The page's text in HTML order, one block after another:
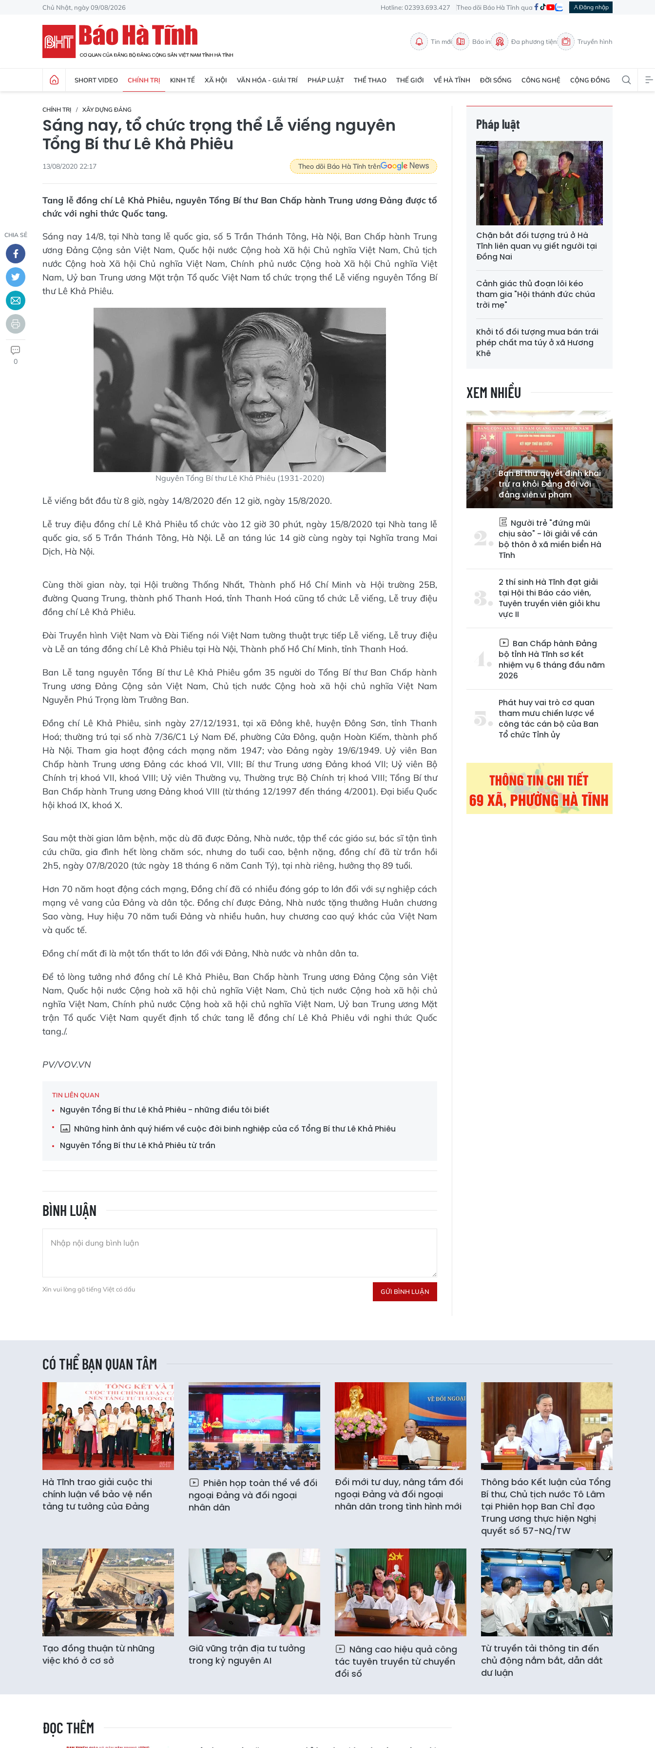
Chủ Nhật, ngày 09/08/2026 Hotline: 02393.693.427 Theo dõi Báo Hà Tĩnh qua Đăng nhập
Tin mới Báo in Đa phương tiện Truyền hình
SHORT VIDEO CHÍNH TRỊ KINH TẾ XÃ HỘI VĂN HÓA - GIẢI TRÍ PHÁP LUẬT THỂ THAO THẾ GIỚI VỀ HÀ TĨNH ĐỜI SỐNG CÔNG NGHỆ CỘNG ĐỒNG
CHÍNH TRỊ XÂY DỰNG ĐẢNG
Sáng nay, tổ chức trọng thể Lễ viếng nguyên
Tổng Bí thư Lê Khả Phiêu
13/08/2020 22:17 Theo dõi Báo Hà Tĩnh trên
Tang lễ đồng chí Lê Khả Phiêu, nguyên Tổng Bí thư Ban Chấp hành Trung ương Đảng được tổ
chức với nghi thức Quốc tang.
CHIA SẺ
0
Sáng nay 14/8, tại Nhà tang lễ quốc gia, số 5 Trần Thánh Tông, Hà Nội, Ban Chấp hành Trung
ương Đảng Cộng sản Việt Nam, Quốc hội nước Cộng hoà Xã hội Chủ nghĩa Việt Nam, Chủ tịch
nước Cộng hoà Xã hội Chủ nghĩa Việt Nam, Chính phủ nước Cộng hoà Xã hội Chủ nghĩa Việt
Nam, Uỷ ban Trung ương Mặt trận Tổ quốc Việt Nam tổ chức trọng thể Lễ viếng nguyên Tổng Bí
thư Lê Khả Phiêu.
Nguyên Tổng Bí thư Lê Khả Phiêu (1931-2020)
Lễ viếng bắt đầu từ 8 giờ, ngày 14/8/2020 đến 12 giờ, ngày 15/8/2020.
Lễ truy điệu đồng chí Lê Khả Phiêu tổ chức vào 12 giờ 30 phút, ngày 15/8/2020 tại Nhà tang lễ
quốc gia, số 5 Trần Thánh Tông, Hà Nội. Lễ an táng lúc 14 giờ cùng ngày tại Nghĩa trang Mai
Dịch, Hà Nội.
Cùng thời gian này, tại Hội trường Thống Nhất, Thành phố Hồ Chí Minh và Hội trường 25B,
đường Quang Trung, thành phố Thanh Hoá, tỉnh Thanh Hoá cũng tổ chức Lễ viếng, Lễ truy điệu
đồng chí Lê Khả Phiêu.
Đài Truyền hình Việt Nam và Đài Tiếng nói Việt Nam tường thuật trực tiếp Lễ viếng, Lễ truy điệu
và Lễ an táng đồng chí Lê Khả Phiêu tại Hà Nội, Thành phố Hồ Chí Minh, tỉnh Thanh Hoá.
Ban Lễ tang nguyên Tổng Bí thư Lê Khả Phiêu gồm 35 người do Tổng Bí thư Ban Chấp hành
Trung ương Đảng Cộng sản Việt Nam, Chủ tịch nước Cộng hoà xã hội chủ nghĩa Việt Nam
Nguyễn Phú Trọng làm Trưởng Ban.
Đồng chí Lê Khả Phiêu, sinh ngày 27/12/1931, tại xã Đông khê, huyện Đông Sơn, tỉnh Thanh
Hoá; thường trú tại số nhà 7/36/C1 Lý Nam Đế, phường Cửa Đông, quận Hoàn Kiếm, thành phố
Hà Nội. Tham gia hoạt động cách mạng năm 1947; vào Đảng ngày 19/6/1949. Uỷ viên Ban
Chấp hành Trung ương Đảng các khoá VII, VIII; Bí thư Trung ương Đảng khoá VII; Uỷ viên Bộ
Chính trị khoá VII, khoá VIII; Uỷ viên Thường vụ, Thường trực Bộ Chính trị khoá VIII; Tổng Bí thư
Ban Chấp hành Trung ương Đảng khoá VIII (từ tháng 12/1997 đến tháng 4/2001). Đại biểu Quốc
hội khoá IX, khoá X.
Sau một thời gian lâm bệnh, mặc dù đã được Đảng, Nhà nước, tập thể các giáo sư, bác sĩ tận tình
cứu chữa, gia đình hết lòng chăm sóc, nhưng do tuổi cao, bệnh nặng, đồng chí đã từ trần hồi
2h5, ngày 07/8/2020 (tức ngày 18 tháng 6 năm Canh Tý), tại nhà riêng, hưởng thọ 89 tuổi.
Hơn 70 năm hoạt động cách mạng, Đồng chí đã có nhiều đóng góp to lớn đối với sự nghiệp cách
mạng vẻ vang của Đảng và dân tộc. Đồng chí được Đảng, Nhà nước tặng thưởng Huân chương
Sao vàng, Huy hiệu 70 năm tuổi Đảng và nhiều huân, huy chương cao quý khác của Việt Nam
và quốc tế.
Đồng chí mất đi là một tổn thất to lớn đối với Đảng, Nhà nước và nhân dân ta.
Để tỏ lòng tưởng nhớ đồng chí Lê Khả Phiêu, Ban Chấp hành Trung ương Đảng Cộng sản Việt
Nam, Quốc hội nước Cộng hoà xã hội chủ nghĩa Việt Nam, Chủ tịch nước Cộng hoà xã hội chủ
nghĩa Việt Nam, Chính phủ nước Cộng hoà xã hội chủ nghĩa Việt Nam, Uỷ ban Trung ương Mặt
trận Tổ quốc Việt Nam quyết định tổ chức tang lễ đồng chí Lê Khả Phiêu với nghi thức Quốc
tang./.
PV/VOV.VN
TIN LIÊN QUAN
Nguyên Tổng Bí thư Lê Khả Phiêu - những điều tôi biết
Những hình ảnh quý hiếm về cuộc đời binh nghiệp của cố Tổng Bí thư Lê Khả Phiêu
Nguyên Tổng Bí thư Lê Khả Phiêu từ trần
BÌNH LUẬN
Xin vui lòng gõ tiếng Việt có dấu GỬI BÌNH LUẬN
Pháp luật
Chặn bắt đối tượng trú ở Hà
Tĩnh liên quan vụ giết người tại
Đồng Nai
Cảnh giác thủ đoạn lôi kéo
tham gia "Hội thánh đức chúa
trời mẹ"
Khởi tố đối tượng mua bán trái
phép chất ma túy ở xã Hương
Khê
XEM NHIỀU
Ban Bí thư quyết định khai
trừ ra khỏi Đảng đối với
đảng viên vi phạm
Người trẻ "đứng mũi
chịu sào" - lời giải về cán
bộ thôn ở xã miền biển Hà
Tĩnh
2 thí sinh Hà Tĩnh đạt giải
tại Hội thi Báo cáo viên,
Tuyên truyền viên giỏi khu
vực II
Ban Chấp hành Đảng
bộ tỉnh Hà Tĩnh sơ kết
nhiệm vụ 6 tháng đầu năm
2026
Phát huy vai trò cơ quan
tham mưu chiến lược về
công tác cán bộ của Ban
Tổ chức Tỉnh ủy
CÓ THỂ BẠN QUAN TÂM
Hà Tĩnh trao giải cuộc thi
chính luận về bảo vệ nền
tảng tư tưởng của Đảng
Phiên họp toàn thể về đối
ngoại Đảng và đối ngoại
nhân dân
Đổi mới tư duy, nâng tầm đối
ngoại Đảng và đối ngoại
nhân dân trong tình hình mới
Thông báo Kết luận của Tổng
Bí thư, Chủ tịch nước Tô Lâm
tại Phiên họp Ban Chỉ đạo
Trung ương thực hiện Nghị
quyết số 57-NQ/TW
Tạo đồng thuận từ những
việc khó ở cơ sở
Giữ vững trận địa tư tưởng
trong kỷ nguyên AI
Nâng cao hiệu quả công
tác tuyên truyền từ chuyển
đổi số
Từ truyền tải thông tin đến
chủ động nắm bắt, dẫn dắt
dư luận
ĐỌC THÊM